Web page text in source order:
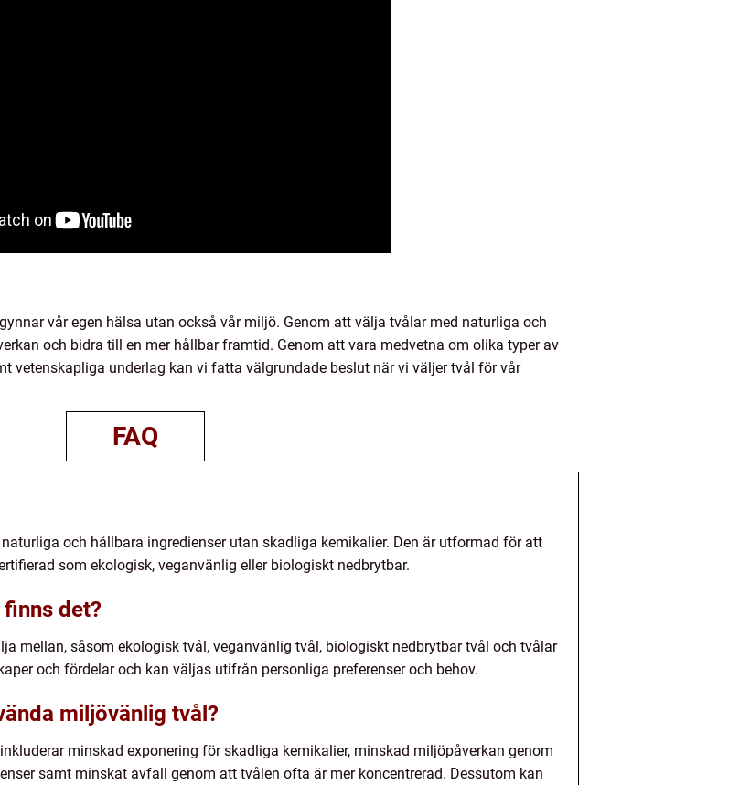
vår egen hälsa utan också vår miljö. Genom att välja tvålar med naturliga och
och bidra till en mer hållbar framtid. Genom att vara medvetna om olika typer av
vetenskapliga underlag kan vi fatta välgrundade beslut när vi väljer tvål för vår
FAQ
och hållbara ingredienser utan skadliga kemikalier. Den är utformad för att
som ekologisk, veganvänlig eller biologiskt nedbrytbar.
det?
mellan, såsom ekologisk tvål, veganvänlig tvål, biologiskt nedbrytbar tvål och tvålar
och fördelar och kan väljas utifrån personliga preferenser och behov.
miljövänlig tvål?
minskad exponering för skadliga kemikalier, minskad miljöpåverkan genom
samt minskat avfall genom att tvålen ofta är mer koncentrerad. Dessutom kan